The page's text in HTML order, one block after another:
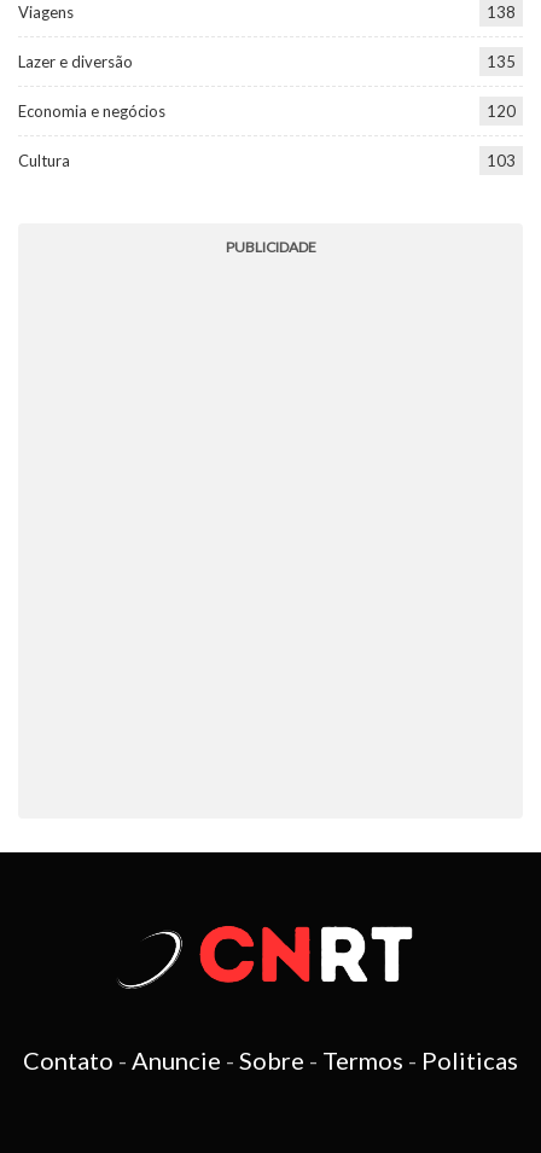
Viagens 138
Lazer e diversão 135
Economia e negócios 120
Cultura 103
PUBLICIDADE
Contato - Anuncie - Sobre - Termos - Politicas